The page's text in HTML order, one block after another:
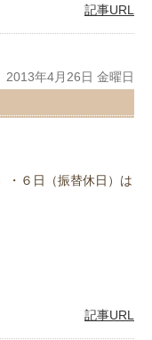
記事URL
2013年4月26日 金曜日
・６日（振替休日）は
記事URL